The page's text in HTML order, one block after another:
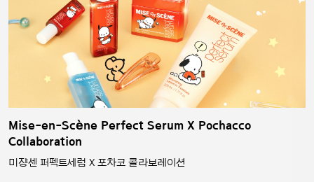
Mise-en-Scène Perfect Serum X Pochacco
Collaboration
미쟝센 퍼펙트세럼 X 포차코 콜라보레이션